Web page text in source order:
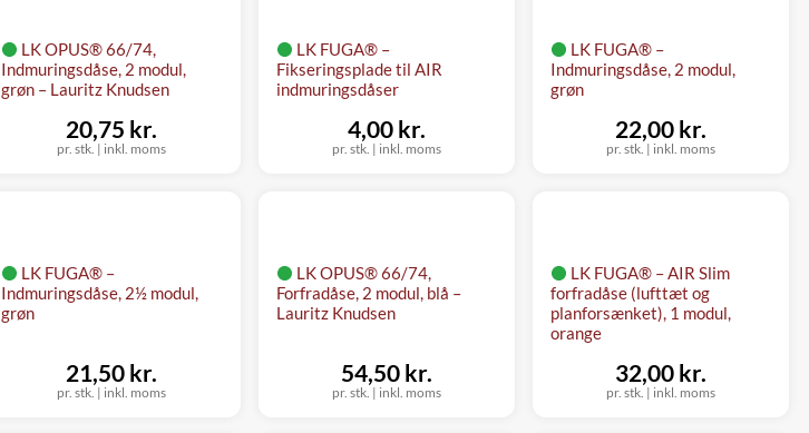
LK OPUS® 66/74,
Indmuringsdåse, 2 modul,
grøn – Lauritz Knudsen
pr. stk. | inkl. moms
20,75 kr.
LK FUGA® –
Fikseringsplade til AIR
indmuringsdåser
pr. stk. | inkl. moms
4,00 kr.
LK FUGA® –
Indmuringsdåse, 2 modul,
grøn
pr. stk. | inkl. moms
22,00 kr.
LK FUGA® –
Indmuringsdåse, 2½ modul,
grøn
pr. stk. | inkl. moms
21,50 kr.
LK OPUS® 66/74,
Forfradåse, 2 modul, blå –
Lauritz Knudsen
pr. stk. | inkl. moms
54,50 kr.
LK FUGA® – AIR Slim
forfradåse (lufttæt og
planforsænket), 1 modul,
orange
pr. stk. | inkl. moms
32,00 kr.